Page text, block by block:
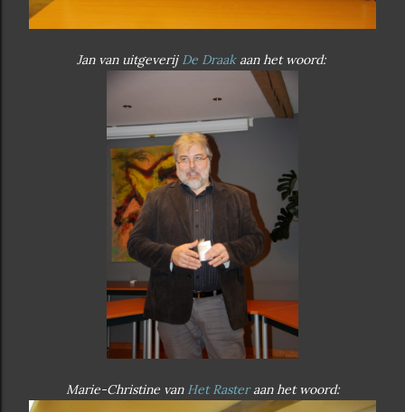
Jan van uitgeverij De Draakaan het woord:
Marie-Christine van Het Rasteraan het woord: